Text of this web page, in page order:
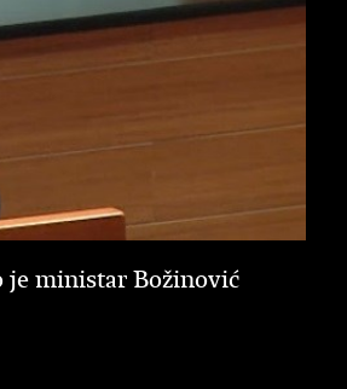
je ministar Božinović